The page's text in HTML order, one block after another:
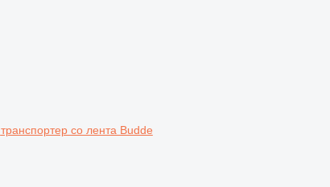
транспортер со лента Budde